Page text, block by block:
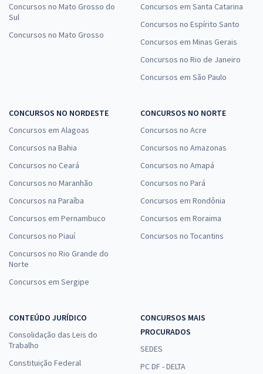
Concursos no Mato Grosso do
Sul
Concursos no Mato Grosso
Concursos em Santa Catarina
Concursos no Espírito Santo
Concursos em Minas Gerais
Concursos no Rio de Janeiro
Concursos em São Paulo
CONCURSOS NO NORDESTE
Concursos em Alagoas
Concursos na Bahia
Concursos no Ceará
Concursos no Maranhão
Concursos na Paraíba
Concursos em Pernambuco
Concursos no Piauí
Concursos no Rio Grande do
Norte
Concursos em Sergipe
CONCURSOS NO NORTE
Concursos no Acre
Concursos no Amazonas
Concursos no Amapá
Concursos no Pará
Concursos em Rondônia
Concursos em Roraima
Concursos no Tocantins
CONTEÚDO JURÍDICO
Consolidação das Leis do
Trabalho
Constituição Federal
CONCURSOS MAIS
PROCURADOS
SEDES
PC DF - DELTA